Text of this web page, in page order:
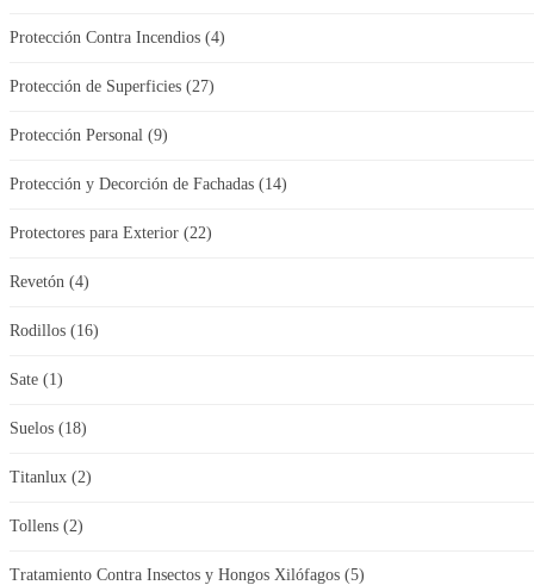
Protección Contra Incendios (4)
Protección de Superficies (27)
Protección Personal (9)
Protección y Decorción de Fachadas (14)
Protectores para Exterior (22)
Revetón (4)
Rodillos (16)
Sate (1)
Suelos (18)
Titanlux (2)
Tollens (2)
Tratamiento Contra Insectos y Hongos Xilófagos (5)